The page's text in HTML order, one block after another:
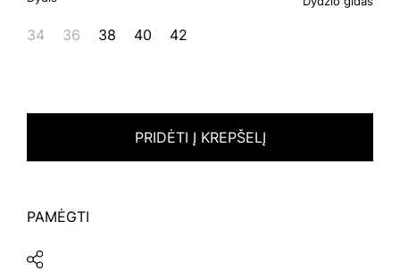
34 36 38 40 42
PRIDĖTI Į KREPŠELĮ
PAMĖGTI